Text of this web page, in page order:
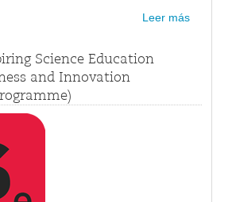
Leer más
Science Education
and Innovation